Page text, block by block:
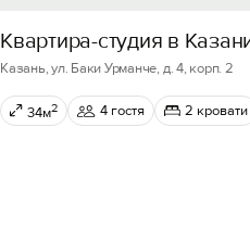
Квартира-студия в
Казань, ул. Баки Урманче, д. 4, корп. 2
34м2 4 гостя 2 кровати